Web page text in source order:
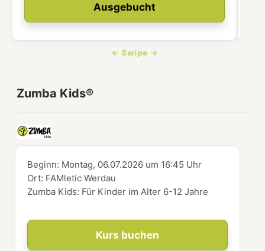
Ausgebucht
Zumba Kids®
Kurs buchen
Beginn: Montag, 06.07.2026 um 16:45 Uhr
Ort: FAMletic Werdau
Zumba Kids: Für Kinder im Alter 6-12 Jahre